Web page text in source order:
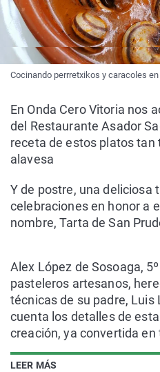
Cocinando perrretxikos y caracoles
LEER MÁS
En Onda Cero Vitoria nos
del Restaurante Asador
receta de estos platos tan
alavesa
Y de postre, una deliciosa
celebraciones en honor a
nombre, Tarta de San
Alex López de Sosoaga,
pasteleros artesanos,
técnicas de su padre, Luis
cuenta los detalles de
creación, ya convertida en